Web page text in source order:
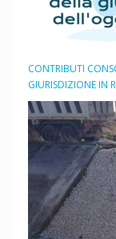
CONTRIBUTI
GIURISDIZIONE IN